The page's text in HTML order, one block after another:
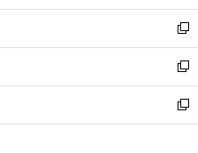
開
く
ウ
で
開
く
ン
ド
ウ
で
開
く
ウ
ィ
ン
ド
ウ
で
開
し
い
ウ
ィ
ン
ド
ウ
新
し
い
ウ
ィ
ン
新
し
い
ウ
新
し